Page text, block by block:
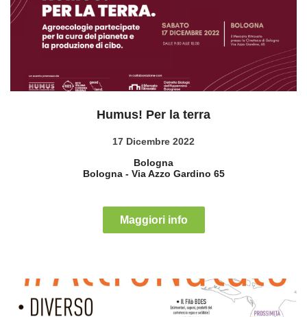
Humus! Per la terra
17 Dicembre 2022
Bologna
Bologna- Via Azzo Gardino 65
Maggiori info